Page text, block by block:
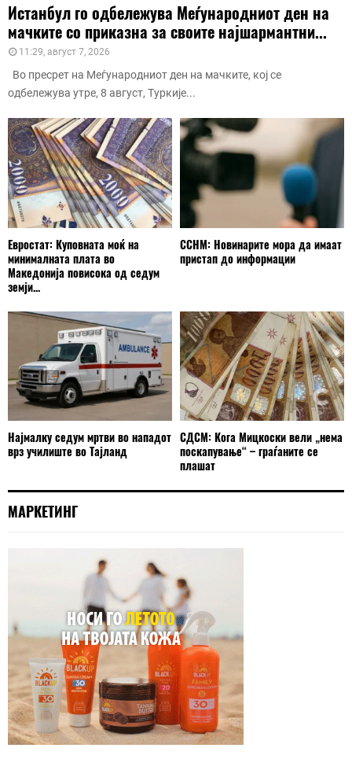
Истанбул го одбележува Меѓународниот ден на
мачките со приказна за своите најшармантни...
11:29, август 7, 2026
Во пресрет на Меѓународниот ден на мачките, кој се
одбележува утре, 8 август, Туркије...
Евростат: Куповната моќ на
минималната плата во
Македонија повисока од седум
земји...
ССНМ: Новинарите мора да имаат
пристап до информации
Најмалку седум мртви во нападот
врз училиште во Тајланд
СДСМ: Кога Мицкоски вели „нема
поскапување“ – граѓаните се
плашат
МАРКЕТИНГ